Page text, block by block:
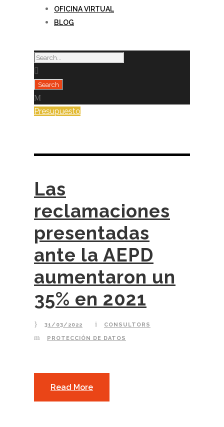
OFICINA VIRTUAL
BLOG
Presupuesto
Las
reclamaciones
presentadas
ante la AEPD
aumentaron un
35% en 2021
31/03/2022 CONSULTORS
PROTECCIÓN DE DATOS
Read More